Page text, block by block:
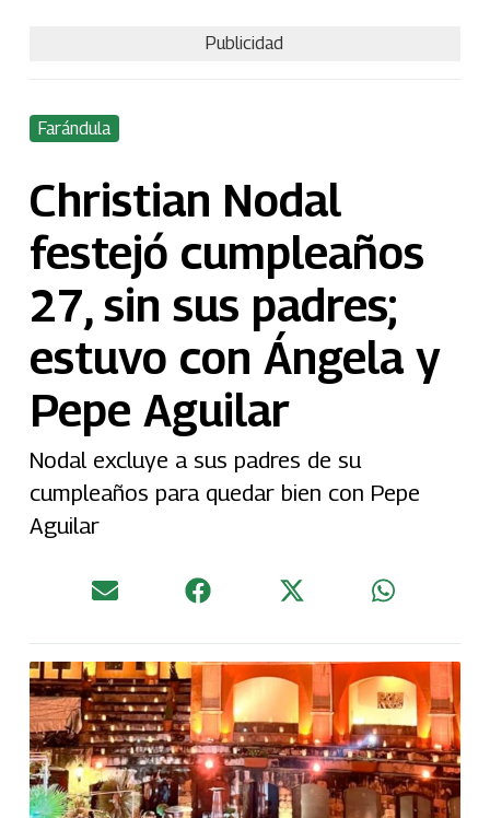
Publicidad
Farándula
Christian Nodal
festejó cumpleaños
27, sin sus padres;
estuvo con Ángela y
Pepe Aguilar
Nodal excluye a sus padres de su
cumpleaños para quedar bien con Pepe
Aguilar